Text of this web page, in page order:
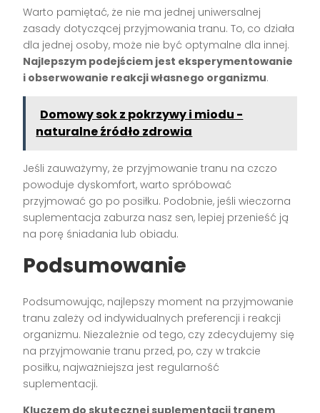
Warto pamiętać, że nie ma jednej uniwersalnej
zasady dotyczącej przyjmowania tranu. To, co działa
dla jednej osoby, może nie być optymalne dla innej.
Najlepszym podejściem jest eksperymentowanie
i obserwowanie reakcji własnego organizmu.
Domowy sok z pokrzywy i miodu -
naturalne źródło zdrowia
Jeśli zauważymy, że przyjmowanie tranu na czczo
powoduje dyskomfort, warto spróbować
przyjmować go po posiłku. Podobnie, jeśli wieczorna
suplementacja zaburza nasz sen, lepiej przenieść ją
na porę śniadania lub obiadu.
Podsumowanie
Podsumowując, najlepszy moment na przyjmowanie
tranu zależy od indywidualnych preferencji i reakcji
organizmu. Niezależnie od tego, czy zdecydujemy się
na przyjmowanie tranu przed, po, czy w trakcie
posiłku, najważniejsza jest regularność
suplementacji.
Kluczem do skutecznej suplementacji tranem